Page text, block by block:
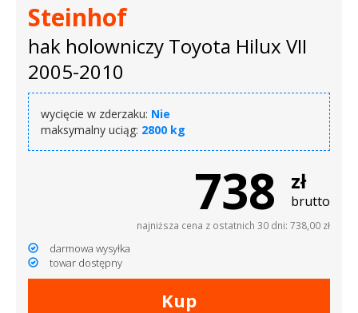
Steinhof
hak holowniczy Toyota Hilux VII
2005-2010
wycięcie w zderzaku: Nie
maksymalny uciąg: 2800 kg
738 zł
brutto
najniższa cena z ostatnich 30 dni: 738,00 zł
darmowa wysyłka
towar dostępny
Kup